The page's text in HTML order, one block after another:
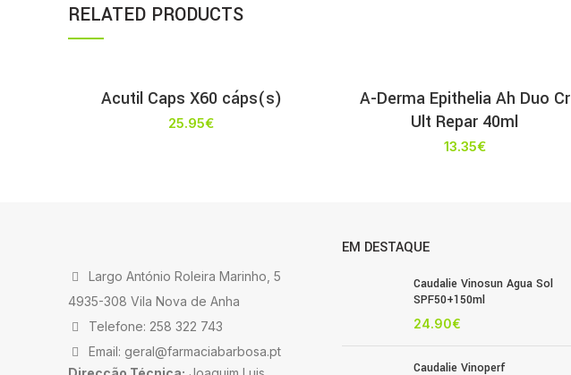
RELATED PRODUCTS
Acutil Caps X60 cáps(s)
25.95€
A-Derma Epithelia Ah Duo Cr
Ult Repar 40ml
13.35€
Largo António Roleira Marinho, 5
4935-308 Vila Nova de Anha
Telefone: 258 322 743
Email: geral@farmaciabarbosa.pt
EM DESTAQUE
Caudalie Vinosun Agua Sol
SPF50+150ml
24.90€
Caudalie Vinoperf